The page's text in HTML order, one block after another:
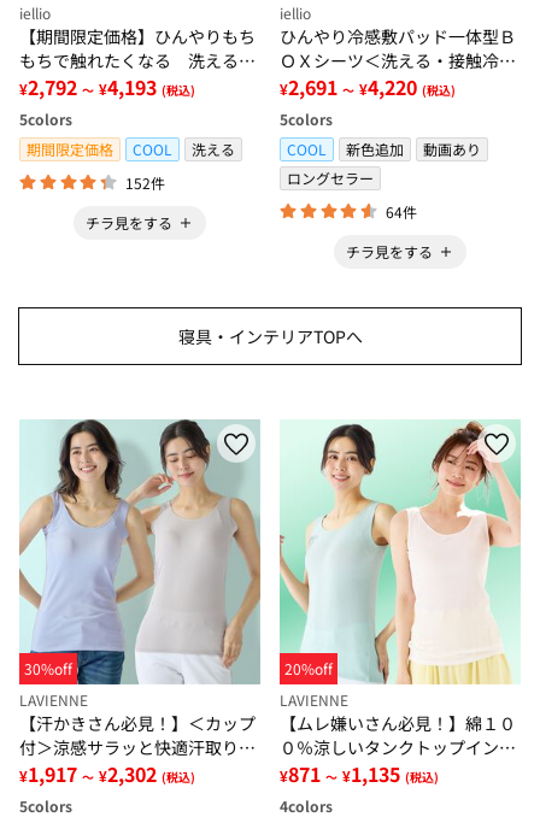
iellio
【期間限定価格】ひんやりもち
もちで触れたくなる 洗えるラ
グ＜低反発・滑りにくい・接触
冷感・防ダニ・カーペット＞
¥2,792 ～ ¥4,193 (税込)
5colors
期間限定価格
COOL
洗える
152件
チラ見をする
iellio
ひんやり冷感敷パッド一体型Ｂ
ＯＸシーツ＜洗える・接触冷
感・抗菌防臭・時短・家事楽・
ボックスシーツ・寝苦しさ対策
＞
¥2,691 ～ ¥4,220 (税込)
5colors
COOL
新色追加
動画あり
ロングセラー
64件
チラ見をする
寝具・インテリアTOPへ
30%off
LAVIENNE
【汗かきさん必見！】＜カップ
付＞涼感サラッと快適汗取りタ
ンクトップインナー＜さらりラ
ボ＞
¥1,917 ～ ¥2,302 (税込)
5colors
20%off
LAVIENNE
【ムレ嫌いさん必見！】綿１０
０％涼しいタンクトップインナ
ー＜さらりラボ＞
¥871 ～ ¥1,135 (税込)
4colors